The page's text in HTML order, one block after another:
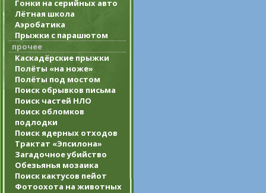
Гонки на серийных авто
Лётная школа
Аэробатика
Прыжки с парашютом
прочее
Каскадёрские прыжки
Полёты «на ноже»
Полёты под мостом
Поиск обрывков письма
Поиск частей НЛО
Поиск обломков
подлодки
Поиск ядерных отходов
Трактат «Эпсилона»
Загадочное убийство
Обезьянья мозаика
Поиск кактусов пейот
Фотоохота на животных